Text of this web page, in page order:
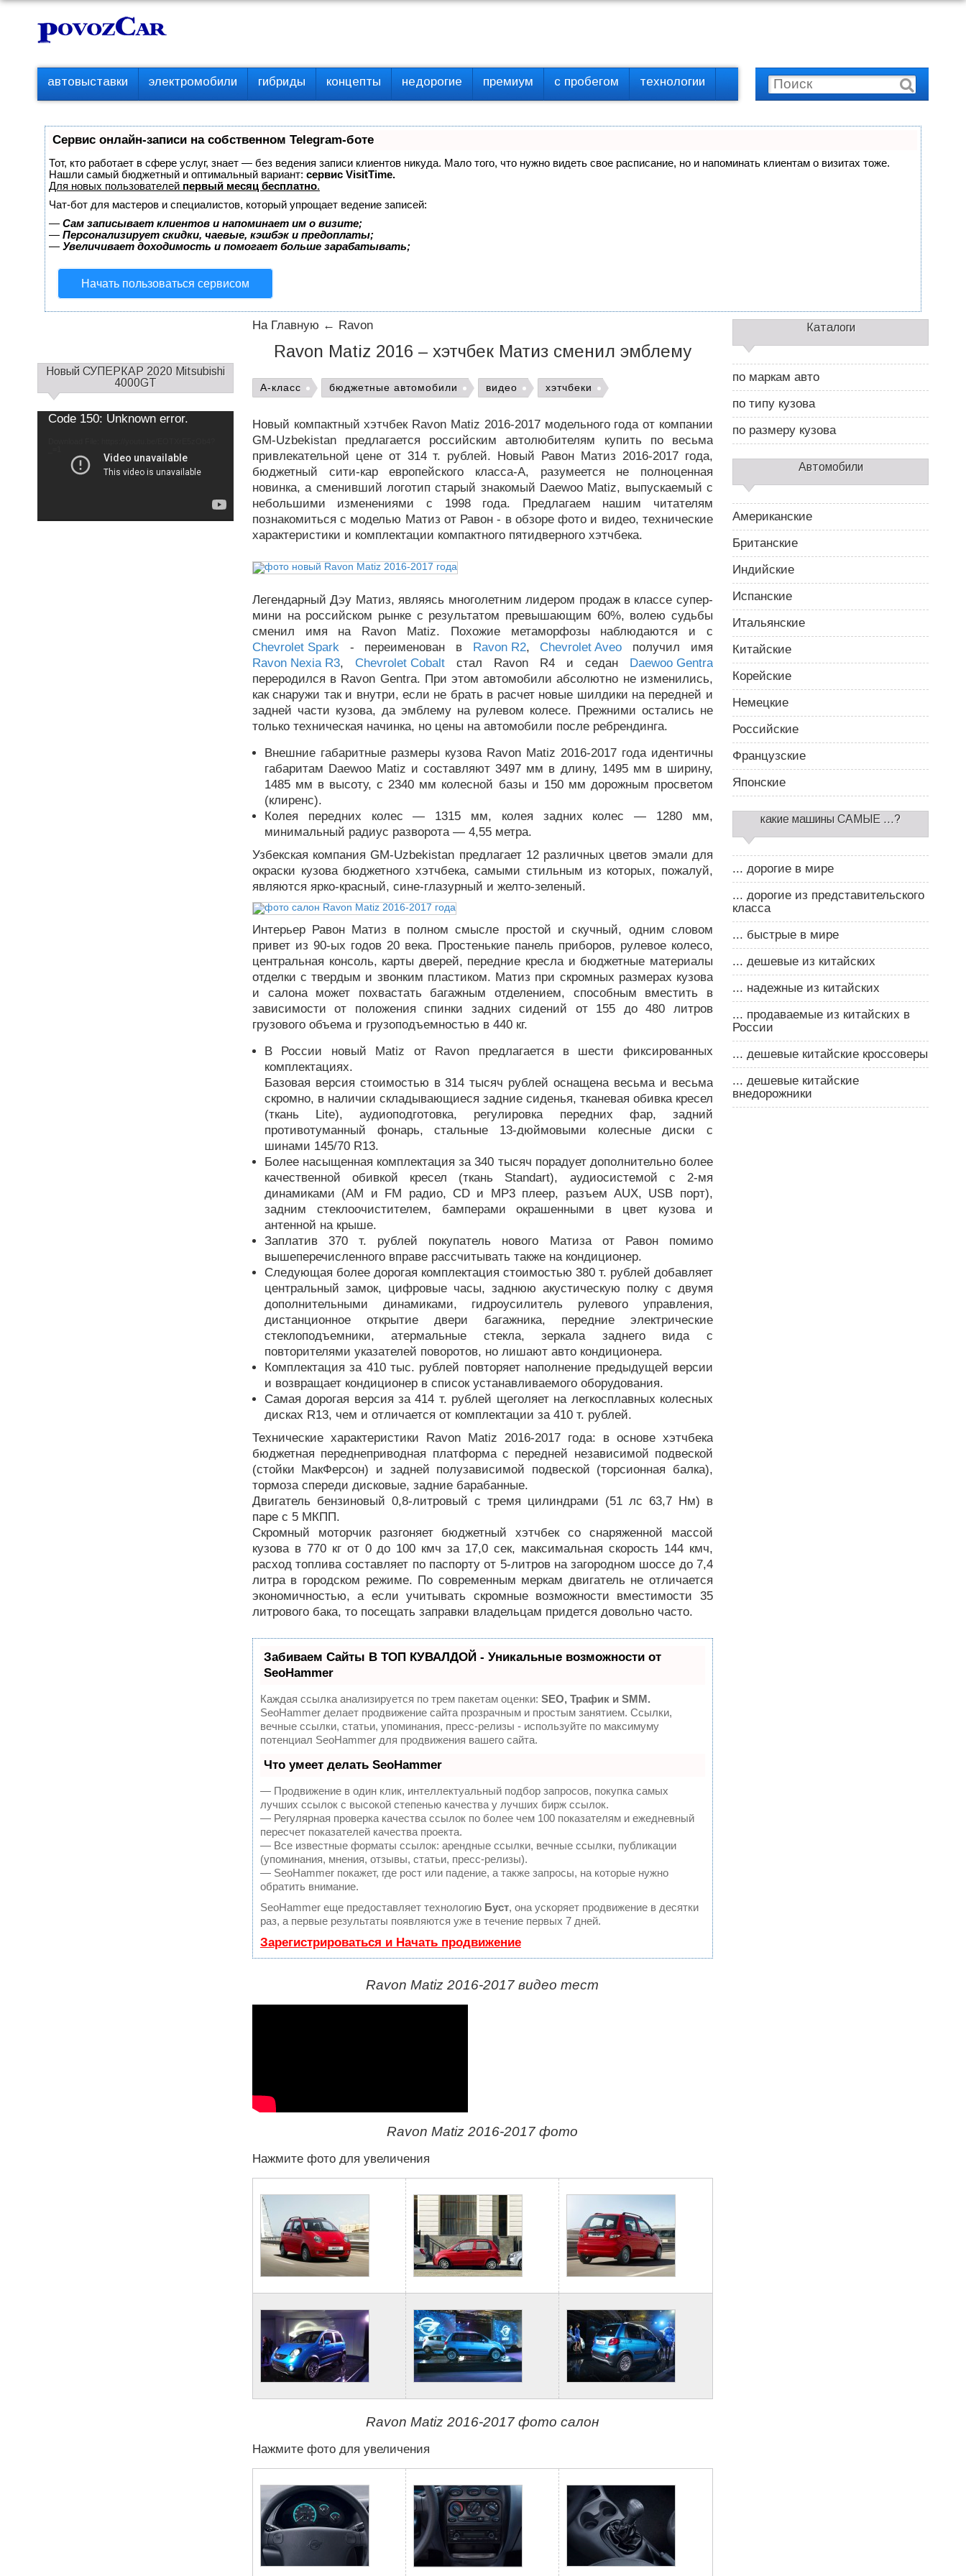
Перейти
контенту
р
о
е
м
е
ю
автовыставки электромобили гибриды концепты недорогие премиум с пробегом технологии
Сервис онлайн-записи на собственном Telegram-боте
Тот, кто работает в сфере услуг, знает — без ведения записи клиентов никуда. Мало того, что нужно видеть свое расписание, но и напоминать клиентам о визитах тоже.
Нашли самый бюджетный и оптимальный вариант: сервис VisitTime.
Для новых пользователей первый месяц бесплатно.
Чат-бот для мастеров и специалистов, который упрощает ведение записей:
— Сам записывает клиентов и напоминает им о визите;
— Персонализирует скидки, чаевые, кэшбэк и предоплаты;
— Увеличивает доходимость и помогает больше зарабатывать;
Начать пользоваться сервисом
На Главную ← Ravon
Ravon Matiz 2016 – хэтчбек Матиз сменил эмблему
A-класс бюджетные автомобили видео хэтчбеки
Новый компактный хэтчбек Ravon Matiz 2016-2017 модельного года от компании
GM-Uzbekistan предлагается российским автолюбителям купить по весьма
привлекательной цене от 314 т. рублей. Новый Равон Матиз 2016-2017 года,
бюджетный сити-кар европейского класса-A, разумеется не полноценная
новинка, а сменивший логотип старый знакомый Daewoo Matiz, выпускаемый с
небольшими изменениями с 1998 года. Предлагаем нашим читателям
познакомиться с моделью Матиз от Равон - в обзоре фото и видео, технические
характеристики и комплектации компактного пятидверного хэтчбека.
Легендарный Дэу Матиз, являясь многолетним лидером продаж в классе супер-
мини на российском рынке с результатом превышающим 60%, волею судьбы
сменил имя на Ravon Matiz. Похожие метаморфозы наблюдаются и с
Chevrolet Spark- переименован в Ravon R2, Chevrolet Aveo получил имя
Ravon Nexia R3, Chevrolet Cobaltстал Ravon R4 и седан Daewoo Gentra
переродился в Ravon Gentra. При этом автомобили абсолютно не изменились,
как снаружи так и внутри, если не брать в расчет новые шилдики на передней и
задней части кузова, да эмблему на рулевом колесе. Прежними остались не
только техническая начинка, но цены на автомобили после ребрендинга.
Внешние габаритные размеры кузова Ravon Matiz 2016-2017 года идентичны
габаритам Daewoo Matiz и составляют 3497 мм в длину, 1495 мм в ширину,
1485 мм в высоту, с 2340 мм колесной базы и 150 мм дорожным просветом
(клиренс).
Колея передних колес — 1315 мм, колея задних колес — 1280 мм,
минимальный радиус разворота — 4,55 метра.
Узбекская компания GM-Uzbekistan предлагает 12 различных цветов эмали для
окраски кузова бюджетного хэтчбека, самыми стильным из которых, пожалуй,
являются ярко-красный, сине-глазурный и желто-зеленый.
Интерьер Равон Матиз в полном смысле простой и скучный, одним словом
привет из 90-ых годов 20 века. Простенькие панель приборов, рулевое колесо,
центральная консоль, карты дверей, передние кресла и бюджетные материалы
отделки с твердым и звонким пластиком. Матиз при скромных размерах кузова
и салона может похвастать багажным отделением, способным вместить в
зависимости от положения спинки задних сидений от 155 до 480 литров
грузового объема и грузоподъемностью в 440 кг.
В России новый Matiz от Ravon предлагается в шести фиксированных
комплектациях.
Базовая версия стоимостью в 314 тысяч рублей оснащена весьма и весьма
скромно, в наличии складывающиеся задние сиденья, тканевая обивка кресел
(ткань Lite), аудиоподготовка, регулировка передних фар, задний
противотуманный фонарь, стальные 13-дюймовыми колесные диски с
шинами 145/70 R13.
Более насыщенная комплектация за 340 тысяч порадует дополнительно более
качественной обивкой кресел (ткань Standart), аудиосистемой с 2-мя
динамиками (AM и FM радио, CD и MP3 плеер, разъем AUX, USB порт),
задним стеклоочистителем, бамперами окрашенными в цвет кузова и
антенной на крыше.
Заплатив 370 т. рублей покупатель нового Матиза от Равон помимо
вышеперечисленного вправе рассчитывать также на кондиционер.
Следующая более дорогая комплектация стоимостью 380 т. рублей добавляет
центральный замок, цифровые часы, заднюю акустическую полку с двумя
дополнительными динамиками, гидроусилитель рулевого управления,
дистанционное открытие двери багажника, передние электрические
стеклоподъемники, атермальные стекла, зеркала заднего вида с
повторителями указателей поворотов, но лишают авто кондиционера.
Комплектация за 410 тыс. рублей повторяет наполнение предыдущей версии
и возвращает кондиционер в список устанавливаемого оборудования.
Самая дорогая версия за 414 т. рублей щеголяет на легкосплавных колесных
дисках R13, чем и отличается от комплектации за 410 т. рублей.
Технические характеристики Ravon Matiz 2016-2017 года: в основе хэтчбека
бюджетная переднеприводная платформа с передней независимой подвеской
(стойки МакФерсон) и задней полузависимой подвеской (торсионная балка),
тормоза спереди дисковые, задние барабанные.
Двигатель бензиновый 0,8-литровый с тремя цилиндрами (51 лс 63,7 Нм) в
паре с 5 МКПП.
Скромный моторчик разгоняет бюджетный хэтчбек со снаряженной массой
кузова в 770 кг от 0 до 100 кмч за 17,0 сек, максимальная скорость 144 кмч,
расход топлива составляет по паспорту от 5-литров на загородном шоссе до 7,4
литра в городском режиме. По современным меркам двигатель не отличается
экономичностью, а если учитывать скромные возможности вместимости 35
литрового бака, то посещать заправки владельцам придется довольно часто.
Забиваем Сайты В ТОП КУВАЛДОЙ - Уникальные возможности от
SeoHammer
Каждая ссылка анализируется по трем пакетам оценки: SEO, Трафик и SMM.
SeoHammer делает продвижение сайта прозрачным и простым занятием. Ссылки,
вечные ссылки, статьи, упоминания, пресс-релизы - используйте по максимуму
потенциал SeoHammer для продвижения вашего сайта.
Что умеет делать SeoHammer
— Продвижение в один клик, интеллектуальный подбор запросов, покупка самых
лучших ссылок с высокой степенью качества у лучших бирж ссылок.
— Регулярная проверка качества ссылок по более чем 100 показателям и ежедневный
пересчет показателей качества проекта.
— Все известные форматы ссылок: арендные ссылки, вечные ссылки, публикации
(упоминания, мнения, отзывы, статьи, пресс-релизы).
— SeoHammer покажет, где рост или падение, а также запросы, на которые нужно
обратить внимание.
SeoHammer еще предоставляет технологию Буст, она ускоряет продвижение в десятки
раз, а первые результаты появляются уже в течение первых 7 дней.
Зарегистрироваться и Начать продвижение
Ravon Matiz 2016-2017 видео тест
Ravon Matiz 2016-2017 фото
Нажмите фото для увеличения
Ravon Matiz 2016-2017 фото салон
Нажмите фото для увеличения
С
д
Новый СУПЕРКАР 2020 Mitsubishi
4000GT
Video
Code 150: Unknown error.Use
Up/Down
or
decrease
volume.
д
б
а
р
2
Каталоги
по маркам авто
по типу кузова
по размеру кузова
Автомобили
Американские
Британские
Индийские
Испанские
Итальянские
Китайские
Корейские
Немецкие
Российские
Французские
Японские
какие машины САМЫЕ ...?
... дорогие в мире
... дорогие из представительского
класса
... быстрые в мире
... дешевые из китайских
... надежные из китайских
... продаваемые из китайских в
России
... дешевые китайские кроссоверы
... дешевые китайские
внедорожники